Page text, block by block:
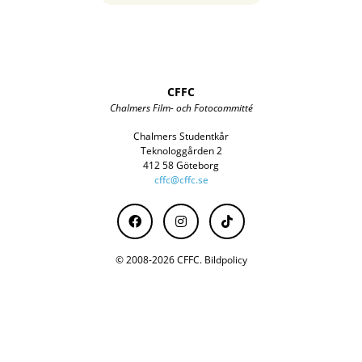
CFFC
Chalmers Film- och Fotocommitté
Chalmers Studentkår
Teknologgården 2
412 58 Göteborg
cffc@cffc.se
© 2008-2026 CFFC. Bildpolicy